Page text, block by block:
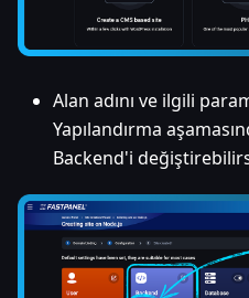
Alan adını ve ilgili
Yapılandırma
Backend'i